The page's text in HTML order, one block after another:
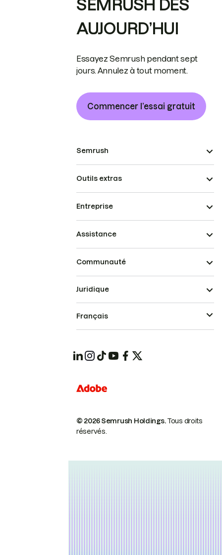
SEMRUSH DÈS
AUJOURD’HUI
Essayez Semrush pendant sept
jours. Annulez à tout moment.
Commencer l’essai gratuit
Semrush
Outils extras
Entreprise
Assistance
Communauté
© 2026 Semrush Holdings.Tous droits
réservés.
Juridique
Français